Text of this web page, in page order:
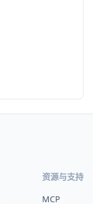
资源与支持
MCP